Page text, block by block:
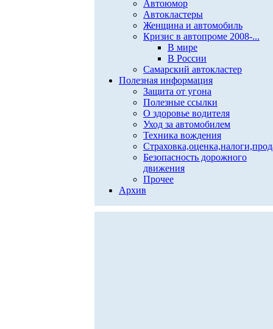
Автоюмор
Автокластеры
Женщина и автомобиль
Кризис в автопроме 2008-...
В мире
В России
Самарский автокластер
Полезная информация
Защита от угона
Полезные ссылки
О здоровье водителя
Уход за автомобилем
Техника вождения
Безопасность дорожного
движения
Прочее
Архив